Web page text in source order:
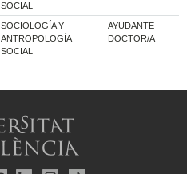
SOCIAL
SOCIOLOGÍA Y
ANTROPOLOGÍA
SOCIAL
AYUDANTE
DOCTOR/A